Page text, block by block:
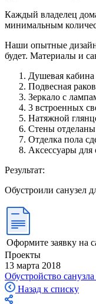
Каждый владелец
минимальным
Наши опытные
будет. Материалы и
Душевая
Подвесная
Зеркало с
3 встроенных
Натяжной
Стены
Отделка пола
Аксессуары
Результат:
Обустроили санузел
Оформите заявку на
Проекты
13 марта 2018
Обустройство
Назад к списку